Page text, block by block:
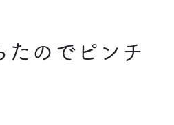
たのでピンチ